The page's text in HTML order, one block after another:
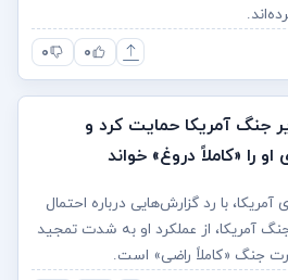
۰ ۰
جنگ آمریکا حمایت کرد و
او را «کاملاً دروغ» خواند
با رد گزارش‌هایی درباره احتمال
آمریکا، از عملکرد او به شدت تمجید
جنگ «کاملاً راضی» است.